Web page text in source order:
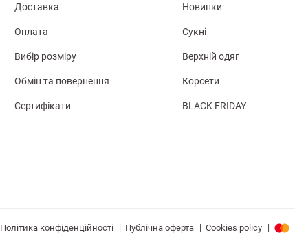
Доставка
Оплата
Вибір розміру
Обмін та повернення
Сертифікати
Новинки
Сукні
Верхній одяг
Корсети
BLACK FRIDAY
Політика конфіденційності | Публічна оферта | Cookies policy |